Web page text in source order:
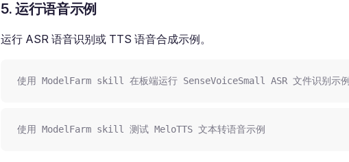
5. 运行语音示例
运行 ASR 语音识别或 TTS 语音合成示例。
使用 ModelFarm skill 在板端运行 SenseVoiceSmall ASR 文件识别示例
使用 ModelFarm skill 测试 MeloTTS 文本转语音示例